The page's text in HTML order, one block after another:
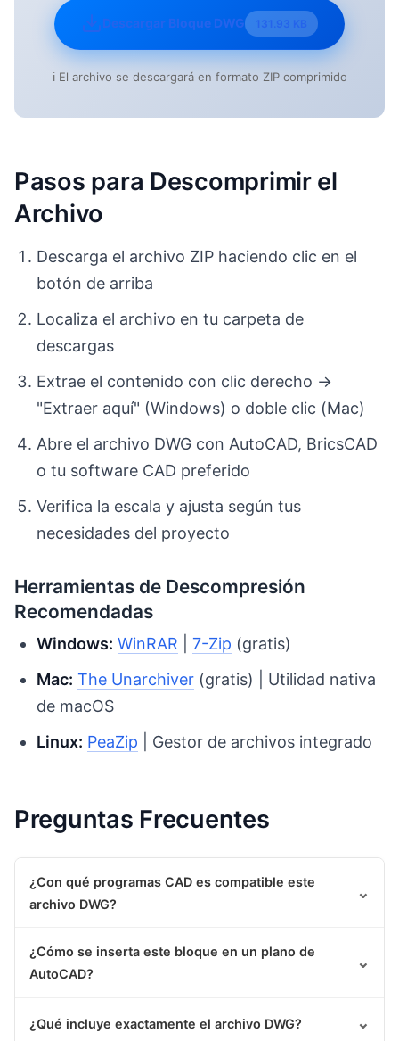
Descargar Bloque DWG 131.93 KB
ℹ️ El archivo se descargará en formato ZIP comprimido
Pasos para Descomprimir el
Archivo
Descarga el archivo ZIP haciendo clic en el
botón de arriba
Localiza el archivo en tu carpeta de
descargas
Extrae el contenido con clic derecho →
"Extraer aquí" (Windows) o doble clic (Mac)
Abre el archivo DWG con AutoCAD, BricsCAD
o tu software CAD preferido
Verifica la escala y ajusta según tus
necesidades del proyecto
Herramientas de Descompresión
Recomendadas
Windows: WinRAR |7-Zip (gratis)
Mac: The Unarchiver (gratis) | Utilidad nativa
de macOS
Linux: PeaZip | Gestor de archivos integrado
Preguntas Frecuentes
¿Con qué programas CAD es compatible este
archivo DWG?
⌄
¿Cómo se inserta este bloque en un plano de
AutoCAD?
⌄
¿Qué incluye exactamente el archivo DWG? ⌄